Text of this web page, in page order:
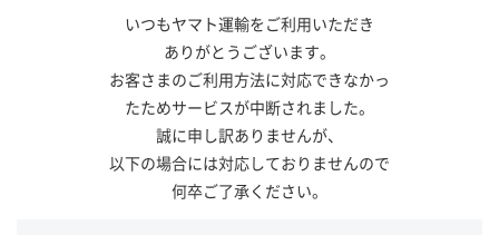
いつもヤマト運輸をご利用いただき
ありがとうございます。
お客さまのご利用方法に対応できなかっ
たためサービスが中断されました。
誠に申し訳ありませんが、
以下の場合には対応しておりませんので
何卒ご了承ください。